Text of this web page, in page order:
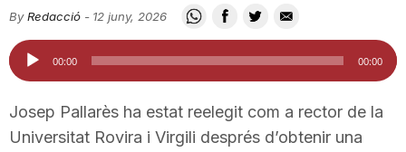
i
t
By Redacció - 12 juny, 2026
Reproductor
d'àudio
00:00 00:00
Josep Pallarès ha estat reelegit com a rector de la
Universitat Rovira i Virgili després d’obtenir una